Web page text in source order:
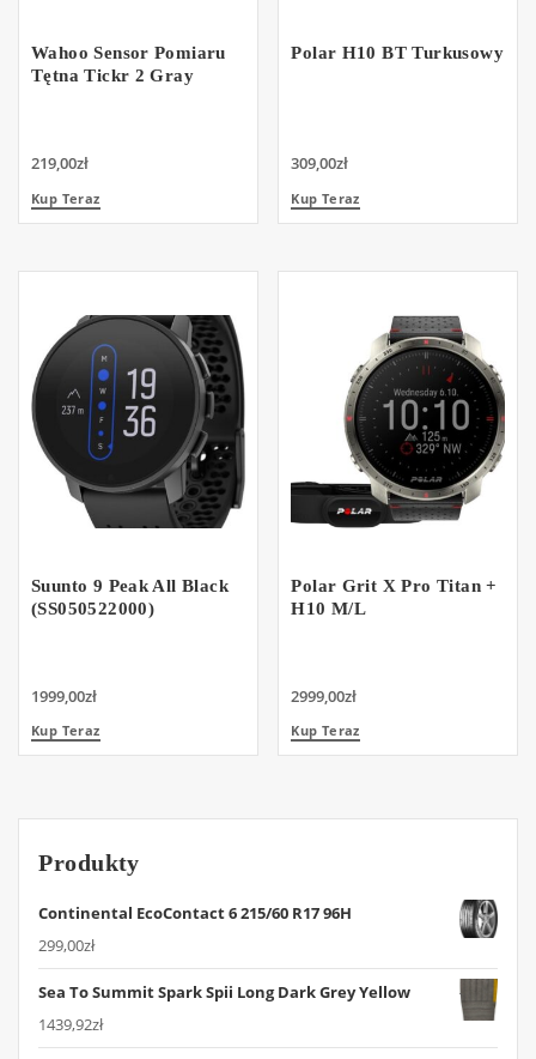
Wahoo Sensor Pomiaru
Tętna Tickr 2 Gray
219,00zł
Kup Teraz
Polar H10 BT Turkusowy
309,00zł
Kup Teraz
Suunto 9 Peak All Black
(SS050522000)
1999,00zł
Kup Teraz
Polar Grit X Pro Titan +
H10 M/L
2999,00zł
Kup Teraz
Produkty
Continental EcoContact 6 215/60 R17 96H
299,00zł
Sea To Summit Spark Spii Long Dark Grey Yellow
1439,92zł